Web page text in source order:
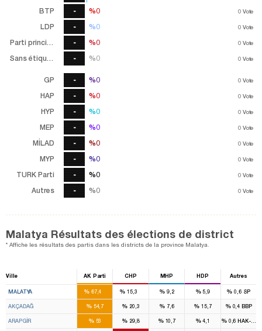
BTP
LDP
Parti principal
Sans étiquette
-
-
-
-
%0 0 Vote
%0 0 Vote
%0 0 Vote
%0 0 Vote
%0
%0
%0
%0
GP
HAP
HYP
MEP
MİLAD
MYP
TURK Parti
Autres
-
-
-
-
-
-
-
-
%0 0 Vote
%0 0 Vote
%0 0 Vote
%0 0 Vote
%0 0 Vote
%0 0 Vote
%0 0 Vote
%0 0 Vote
%0
%0
%0
%0
%0
%0
%0
%0
Malatya Résultats des élections de district
* Affiche les résultats des partis dans les districts de la province Malatya.
Ville AK Parti CHP MHP HDP Autres
MALATYA %67,4
5
% 15,3
1
% 9,2 %5,9 % 0,6 SP
AKÇADAĞ %54,7 % 20,3 % 7,6 % 15,7 %0,4BBP
ARAPGİR %53 % 29,8 %10,7 %4,1 %0,6HAK-PAR